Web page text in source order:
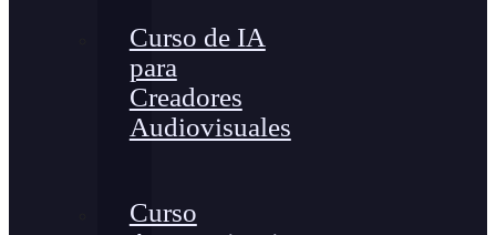
Curso de IA
para
Creadores
Audiovisuales
Curso